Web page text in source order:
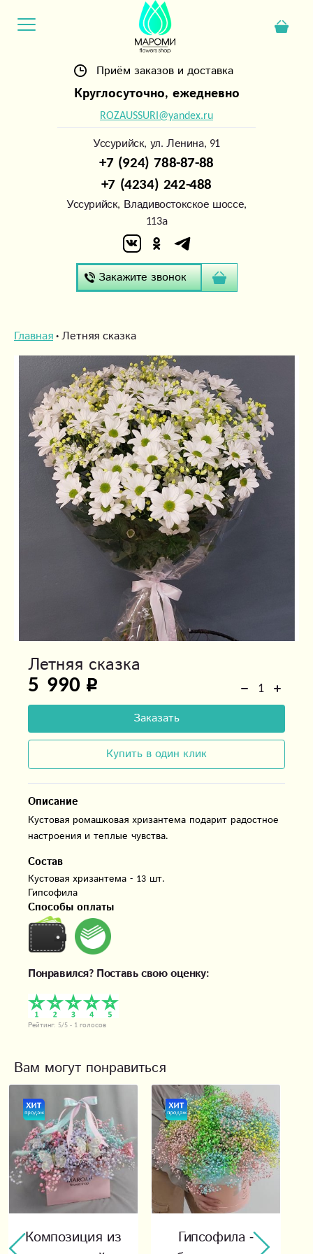
Приём заказов и доставка
Круглосуточно, ежедневно
ROZAUSSURI@yandex.ru
Уссурийск, ул. Ленина, 91
+7 (924) 788-87-88
+7 (4234) 242-488
Уссурийск, Владивостокское шоссе,
113а
Закажите звонок
Главная Летняя сказка
Летняя сказка
5 990
Заказать
Купить в один клик
Описание
Кустовая ромашковая хризантема подарит радостное
настроения и теплые чувства.
Состав
Кустовая хризантема - 13 шт.
Способы оплаты
Понравился? Поставь свою оценку:
Рейтинг: 5/5 - 1 голосов
Вам могут понравиться
Композиция из
Гипсофила -